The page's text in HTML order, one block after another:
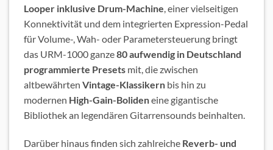
Looper inklusive Drum-Machine, einer vielseitigen
Konnektivität und dem integrierten Expression-Pedal
für Volume-, Wah- oder Parametersteuerung bringt
das URM-1000 ganze80 aufwendig in Deutschland
programmierte Presets mit, die zwischen
altbewährten Vintage-Klassikern bis hin zu
modernen High-Gain-Bolideneine gigantische
Bibliothek an legendären Gitarrensounds beinhalten.
Darüber hinaus finden sich zahlreiche Reverb- und